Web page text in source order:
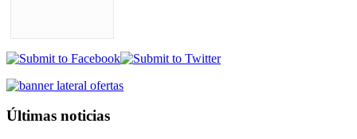
Últimas noticias